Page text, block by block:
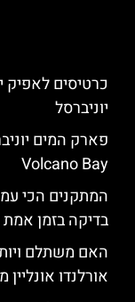
כרטיסים
יוניברסל
Volcano Bay
המתקנים הכי
בדיקה בזמן
האם משתלם
אורלנדו